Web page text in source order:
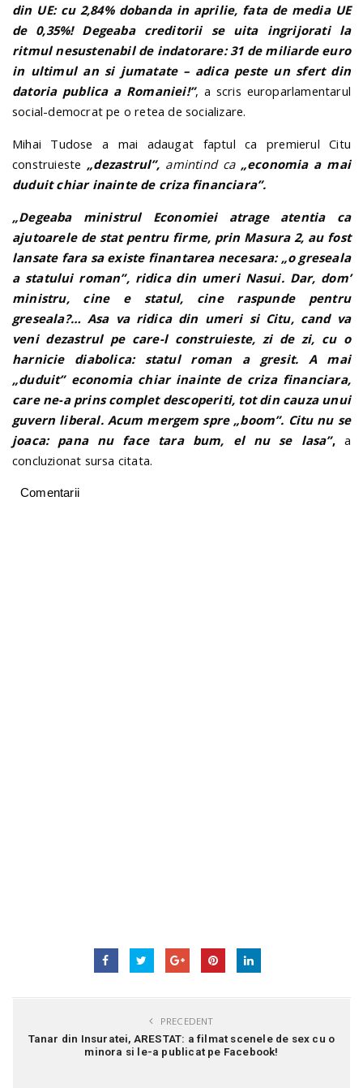
din UE: cu 2,84% dobanda in aprilie, fata de media UE
de 0,35%! Degeaba creditorii se uita ingrijorati la
ritmul nesustenabil de indatorare: 31 de miliarde euro
in ultimul an si jumatate – adica peste un sfert din
datoria publica a Romaniei!”, a scris europarlamentarul
social-democrat pe o retea de socializare.
Mihai Tudose a mai adaugat faptul ca premierul Citu
construieste „dezastrul”, amintind ca „economia a mai
duduit chiar inainte de criza financiara”.
„Degeaba ministrul Economiei atrage atentia ca
ajutoarele de stat pentru firme, prin Masura 2, au fost
lansate fara sa existe finantarea necesara: „o greseala
a statului roman”, ridica din umeri Nasui. Dar, dom’
ministru, cine e statul, cine raspunde pentru
greseala?… Asa va ridica din umeri si Citu, cand va
veni dezastrul pe care-l construieste, zi de zi, cu o
harnicie diabolica: statul roman a gresit. A mai
„duduit” economia chiar inainte de criza financiara,
care ne-a prins complet descoperiti, tot din cauza unui
guvern liberal. Acum mergem spre „boom”. Citu nu se
joaca: pana nu face tara bum, el nu se lasa”,a
concluzionat sursa citata.
Comentarii
PRECEDENT
Tanar din Insuratei, ARESTAT: a filmat scenele de sex cu o
minora si le-a publicat pe Facebook!